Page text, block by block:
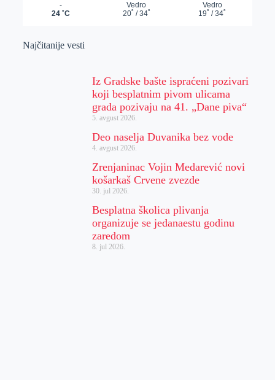
Najčitanije vesti
Iz Gradske bašte ispraćeni pozivari
koji besplatnim pivom ulicama
grada pozivaju na 41. „Dane piva“
5. avgust 2026.
Deo naselja Duvanika bez vode
4. avgust 2026.
Zrenjaninac Vojin Medarević novi
košarkaš Crvene zvezde
30. jul 2026.
Besplatna školica plivanja
organizuje se jedanaestu godinu
zaredom
8. jul 2026.